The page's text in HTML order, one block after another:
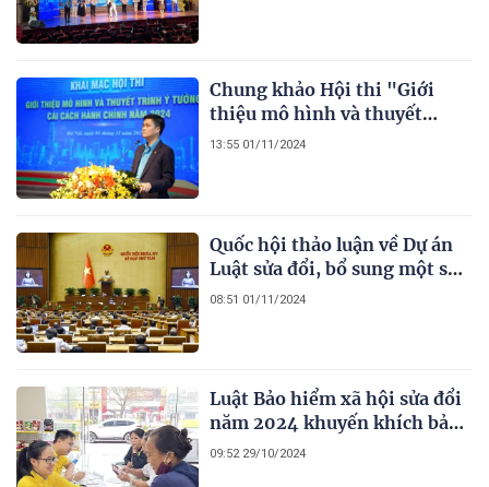
Chung khảo Hội thi "Giới
thiệu mô hình và thuyết
minh ý tưởng cải cách hành
13:55 01/11/2024
Quốc hội thảo luận về Dự án
Luật sửa đổi, bổ sung một số
điều của Luật Bảo hiểm y tế
08:51 01/11/2024
Luật Bảo hiểm xã hội sửa đổi
năm 2024 khuyến khích bảo
lưu thời gian đóng để hưởng
09:52 29/10/2024